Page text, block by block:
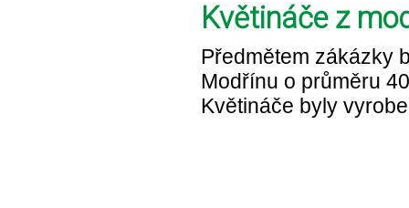
Květináče z
Předmětem zákázky
Modřínu o průměru
Květináče byly